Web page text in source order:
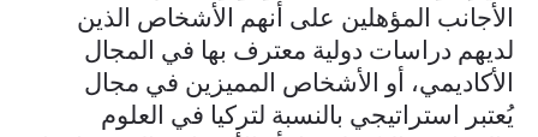
الأجانب المؤهلين على أنهم الأشخاص الذين
لديهم دراسات دولية معترف بها في المجال
الأكاديمي، أو الأشخاص المميزين في مجال
يُعتبر استراتيجي بالنسبة لتركيا في العلوم